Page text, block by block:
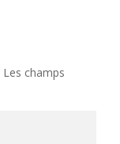
Les champs